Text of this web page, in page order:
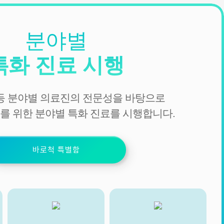
분야별
화 진료 시행
분야별 의료진의 전문성을 바탕으로
위한 분야별 특화 진료를 시행합니다.
바로척 특별함